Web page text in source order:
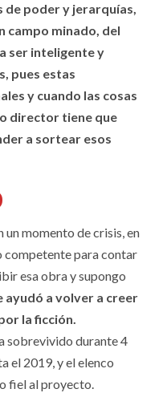
de poder y jerarquías,
campo minado, del
ser inteligente y
pues estas
y cuando las cosas
director tiene que
a sortear esos
un momento de crisis, en
competente para contar
esa obra y supongo
ayudó a volver a creer
la ficción.
sobrevivido durante 4
el 2019, y el elenco
fiel al proyecto.